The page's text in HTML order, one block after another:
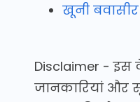
खूनी
Disclaimer - इस
जानकारियां और